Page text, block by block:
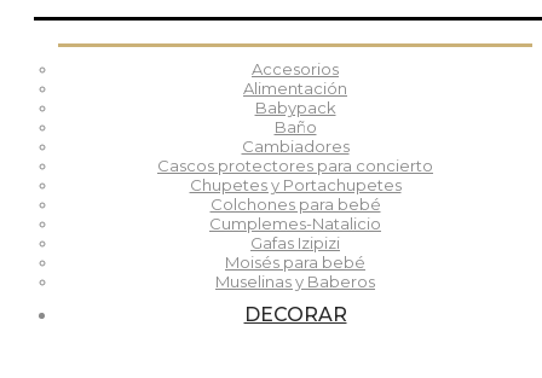
Accesorios
Alimentación
Babypack
Baño
Cambiadores
Cascos protectores para concierto
Chupetes y Portachupetes
Colchones para bebé
Cumplemes-Natalicio
Gafas Izipizi
Moisés para bebé
Muselinas y Baberos
DECORAR